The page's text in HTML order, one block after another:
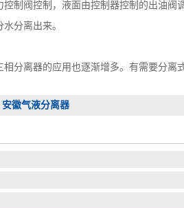
制阀控制，液面由控制器控制的出油
分离出来。
离器的应用也逐渐增多。有需要分离式
安徽气液分离器